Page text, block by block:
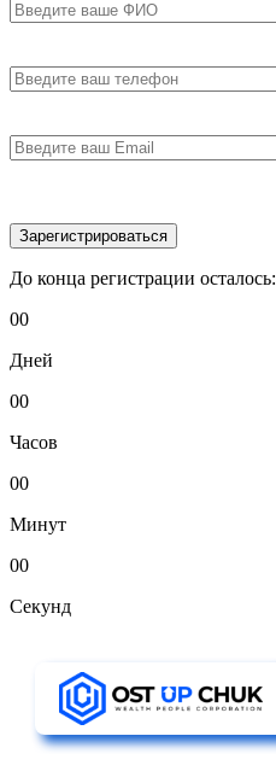
До конца регистрации осталось:
00
Дней
00
Часов
00
Минут
00
Секунд